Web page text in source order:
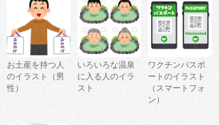
お土産を持つ人
のイラスト（男
性）
いろいろな温泉
に入る人のイラ
スト
ワクチンパスポ
ートのイラスト
（スマートフォ
ン）